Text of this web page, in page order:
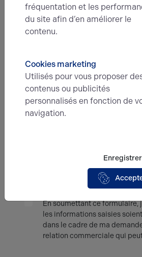
N° de téléphone*
Type d'offre
Message
En soumettant ce formulaire,
les informations saisies
dans le cadre de ma
relation commerciale qui
fréquentation et les
du site afin d’en améliorer le
contenu.
Cookies marketing
Utilisés pour vous proposer
contenus ou publicités
personnalisés en fonction de
navigation.